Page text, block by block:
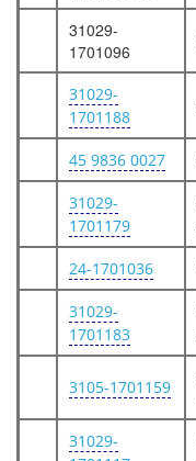
31029-
1701096
31029-
1701188
45 9836 0027
31029-
1701179
24-1701036
31029-
1701183
3105-1701159
31029-